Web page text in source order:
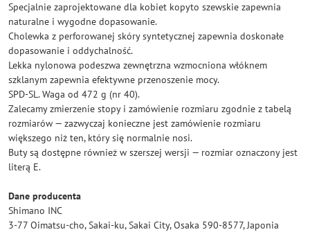
Specjalnie zaprojektowane dla kobiet kopyto szewskie zapewnia
naturalne i wygodne dopasowanie.
Cholewka z perforowanej skóry syntetycznej zapewnia doskonałe
dopasowanie i oddychalność.
Lekka nylonowa podeszwa zewnętrzna wzmocniona włóknem
szklanym zapewnia efektywne przenoszenie mocy.
SPD-SL. Waga od 472 g (nr 40).
Zalecamy zmierzenie stopy i zamówienie rozmiaru zgodnie z tabelą
rozmiarów — zazwyczaj konieczne jest zamówienie rozmiaru
większego niż ten, który się normalnie nosi.
Buty są dostępne również w szerszej wersji — rozmiar oznaczony jest
literą E.
Dane producenta
Shimano INC
3-77 Oimatsu-cho, Sakai-ku, Sakai City, Osaka 590-8577, Japonia